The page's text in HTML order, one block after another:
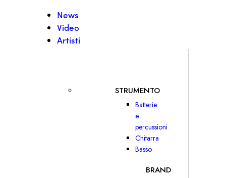
News
Video
Artisti
STRUMENTO
Batterie
e
percussioni
Chitarra
Basso
BRAND